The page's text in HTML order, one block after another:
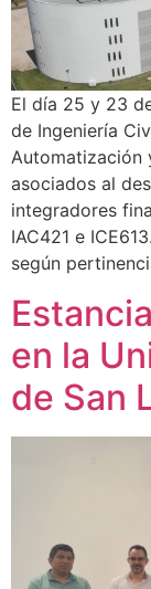
El día 25 y 23
de Ingeniería
Automatización
asociados al
integradores
IAC421 e
según
en la
de San